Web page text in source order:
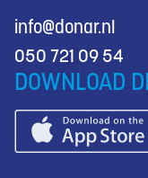
info@donar.nl
050 721 09 54
DOWNLOAD